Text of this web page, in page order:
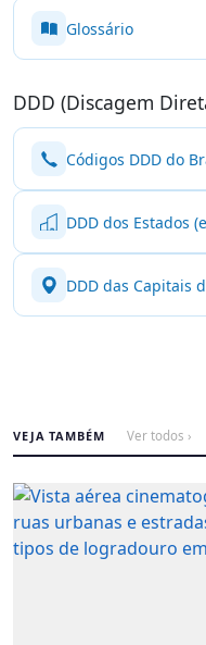
Glossário
DDD (Discagem
Códigos DDD do
DDD dos Estados
DDD das Capitais
VEJA TAMBÉM Ver todos ›